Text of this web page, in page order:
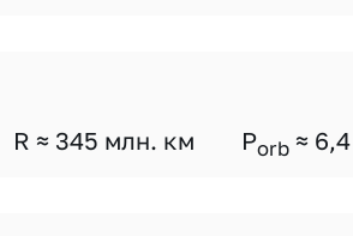
R ≈ 345 млн. км Porb ≈ 6,4